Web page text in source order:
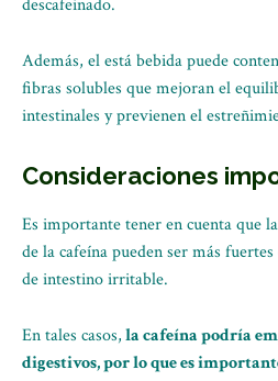
descafeinado.
Además, el está bebida puede
fibras solubles que mejoran el
intestinales y previenen el
Consideraciones
Es importante tener en cuenta que
de la cafeína pueden ser más
de intestino irritable.
En tales casos,la cafeína podría
digestivos, por lo que es